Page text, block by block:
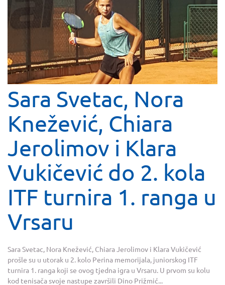
Sara Svetac, Nora
Knežević, Chiara
Jerolimov i Klara
Vukičević do 2. kola
ITF turnira 1. ranga u
Vrsaru
Sara Svetac, Nora Knežević, Chiara Jerolimov i Klara Vukičević
prošle su u utorak u 2. kolo Perina memorijala, juniorskog ITF
turnira 1. ranga koji se ovog tjedna igra u Vrsaru. U prvom su kolu
kod tenisača svoje nastupe završili Dino Prižmić...